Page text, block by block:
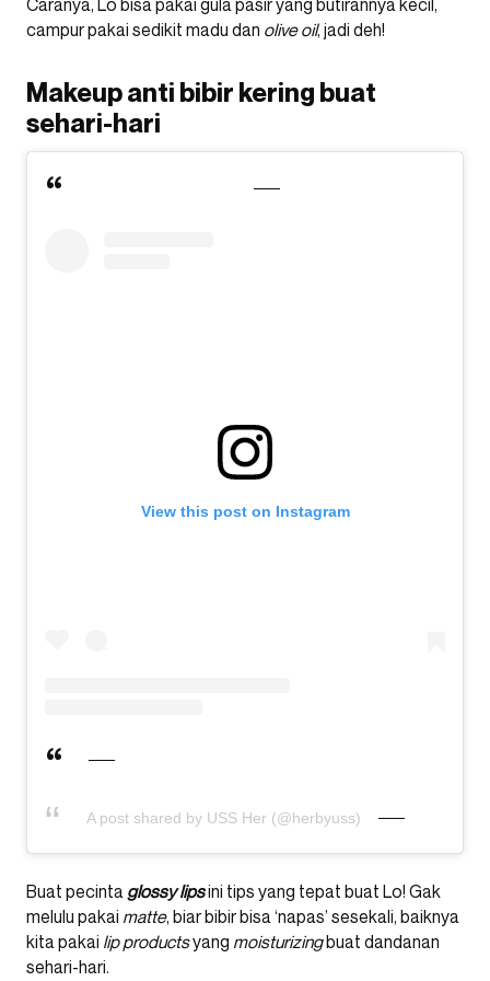
Caranya, Lo bisa pakai gula pasir yang butirannya kecil,
campur pakai sedikit madu dan olive oil, jadi deh!
Makeup anti bibir kering buat
sehari-hari
View this post on Instagram
A post shared by USS Her (@herbyuss)
Buat pecintaglossy lipsini tips yang tepat buat Lo! Gak
melulu pakai matte, biar bibir bisa ‘napas’ sesekali, baiknya
kita pakai lip productsyang moisturizingbuat dandanan
sehari-hari.